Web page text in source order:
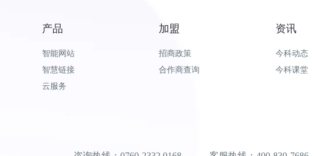
产品
智能网站
智慧链接
云服务
加盟
招商政策
合作商查询
资讯
今科动态
今科课堂